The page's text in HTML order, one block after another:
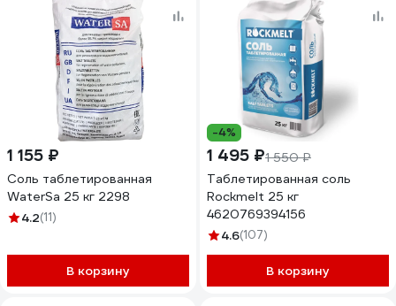
1 155 ₽
Соль таблетированная
WaterSa 25 кг 2298
4.2(11)
В корзину
-4%
1 495 ₽1 550 ₽
Таблетированная соль
Rockmelt 25 кг
4620769394156
4.6(107)
В корзину